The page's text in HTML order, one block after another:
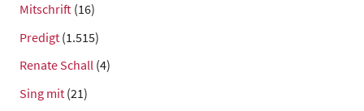
Mitschrift (16)
Predigt (1.515)
Renate Schall (4)
Sing mit (21)